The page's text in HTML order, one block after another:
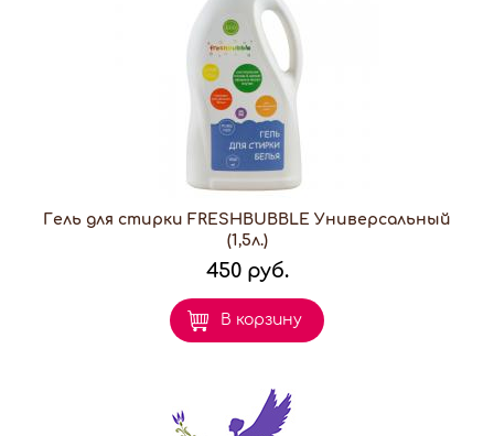
Гель для стирки FRESHBUBBLE Универсальный
(1,5л.)
450 руб.
В корзину